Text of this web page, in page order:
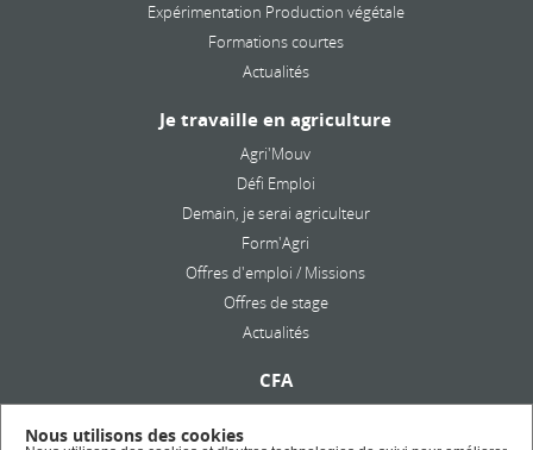
Expérimentation Production végétale
Formations courtes
Actualités
Je travaille en agriculture
Agri'Mouv
Défi Emploi
Demain, je serai agriculteur
Form'Agri
Offres d'emploi / Missions
Offres de stage
Actualités
CFA
Formation en alternance
Nous utilisons des cookies